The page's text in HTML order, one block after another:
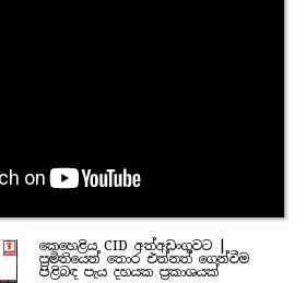
කෙහෙළිය CID අත්අඩංගුවට |
ප්‍රමිතියෙන් තොර එන්නත් ගෙන්වීම
පිළිබඳ පැය දහයක ප්‍රකාශයක්